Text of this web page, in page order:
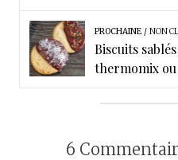
PROCHAINE NON
Biscuits
thermomix ou
6